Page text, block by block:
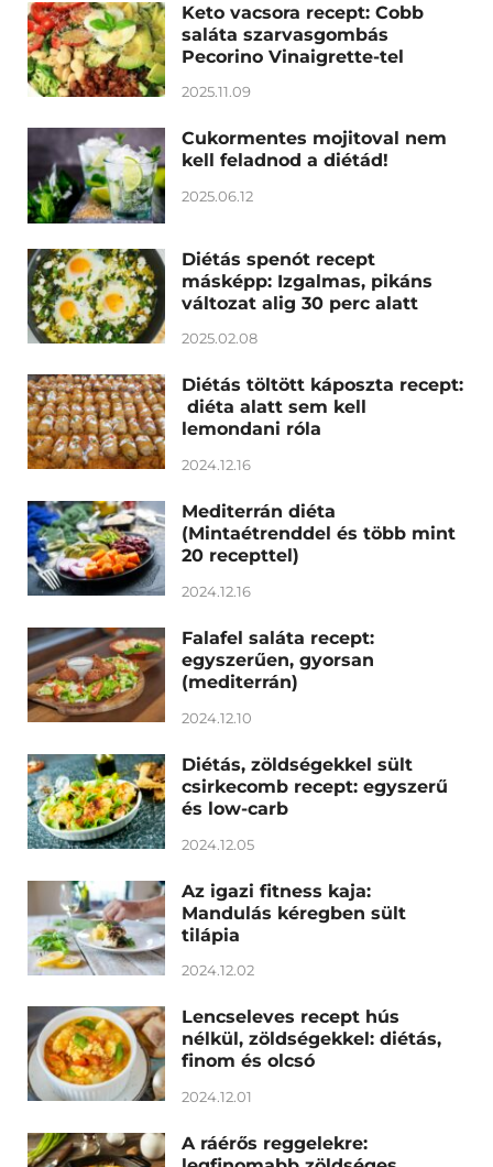
Keto vacsora recept: Cobb
saláta szarvasgombás
Pecorino Vinaigrette-tel
2025.11.09
Cukormentes mojitoval nem
kell feladnod a diétád!
2025.06.12
Diétás spenót recept
másképp: Izgalmas, pikáns
változat alig 30 perc alatt
2025.02.08
Diétás töltött káposzta recept:
diéta alatt sem kell
lemondani róla
2024.12.16
Mediterrán diéta
(Mintaétrenddel és több mint
20 recepttel)
2024.12.16
Falafel saláta recept:
egyszerűen, gyorsan
(mediterrán)
2024.12.10
Diétás, zöldségekkel sült
csirkecomb recept: egyszerű
és low-carb
2024.12.05
Az igazi fitness kaja:
Mandulás kéregben sült
tilápia
2024.12.02
Lencseleves recept hús
nélkül, zöldségekkel: diétás,
finom és olcsó
2024.12.01
A ráérős reggelekre: